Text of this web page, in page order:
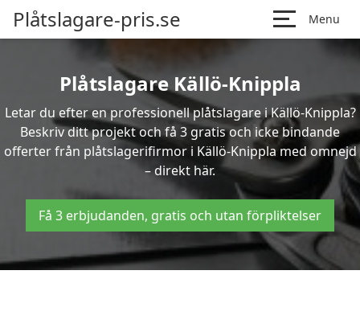
Plåtslagare-pris.se Menu
Plåtslagare Källö-Knippla
Letar du efter en professionell plåtslagare i Källö-Knippla?
Beskriv ditt projekt och få 3 gratis och icke bindande
offerter från plåtslagerifirmor i Källö-Knippla med omnejd
– direkt här.
Få 3 erbjudanden, gratis och utan förpliktelser